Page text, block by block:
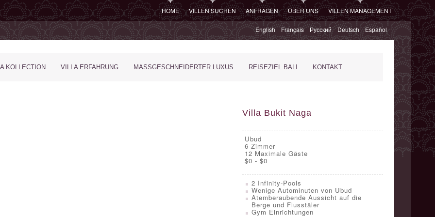
HOME VILLEN SUCHEN ANFRAGEN ÜBER UNS VILLEN MANAGEMENT
English Français Русский Deutsch Español
KOLLECTION VILLA ERFAHRUNG MASSGESCHNEIDERTER LUXUS REISEZIEL BALI KONTAKT
Villa Bukit Naga
Ubud
6 Zimmer
12 Maximale Gäste
$0 - $0
2 Infinity-Pools
Wenige Autominuten von Ubud
Atemberaubende Aussicht auf die
Berge und Flusstäler
Gym Einrichtungen